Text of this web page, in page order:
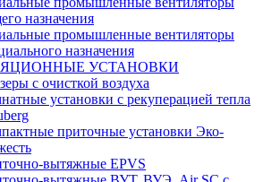
назначения
промышленные вентиляторы
назначения
УСТАНОВКИ
с очисткой воздуха
установки с рекуперацией тепла
приточные установки Эко-
вытяжные EPVS